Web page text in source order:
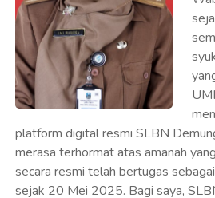
bersinar dan mewujudkan potensi
Kami: Menciptakan "Bintang-
“Mewujudkan Murid Berkebutuhan
berakhlak mulia, Mandiri, Terampil
(SMART BERMUDA) Di era
visi kami tidak hanya terbatas pada
akademik. Kami bertekad untuk: 1.
Kemandirian: Melalui kurikulum yang
keterampilan vokasi yang relevan,
setiap lulusan memiliki kompetensi